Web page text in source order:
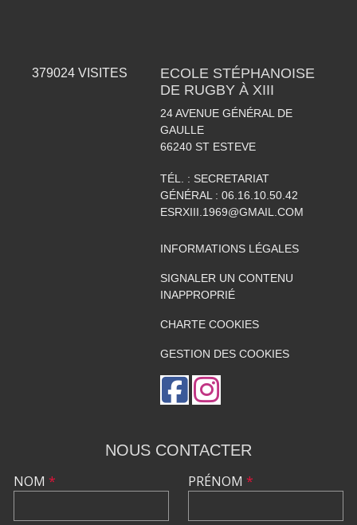
379024 VISITES
ECOLE STÉPHANOISE
DE RUGBY À XIII
24 AVENUE GÉNÉRAL DE
GAULLE
66240 ST ESTEVE
TÉL. : SECRETARIAT
GÉNÉRAL : 06.16.10.50.42
ESRXIII.1969@GMAIL.COM
INFORMATIONS LÉGALES
SIGNALER UN CONTENU
INAPPROPRIÉ
CHARTE COOKIES
GESTION DES COOKIES
NOUS CONTACTER
NOM * PRÉNOM *